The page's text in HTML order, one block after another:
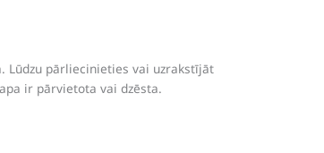
Lūdzu pārliecinieties vai uzrakstījāt
ir pārvietota vai dzēsta.